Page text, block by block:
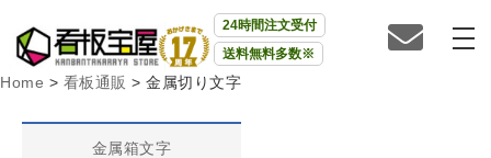
24時間注文受付
送料無料多数※
Home > 看板通販 > 金属切り文字
金属箱文字